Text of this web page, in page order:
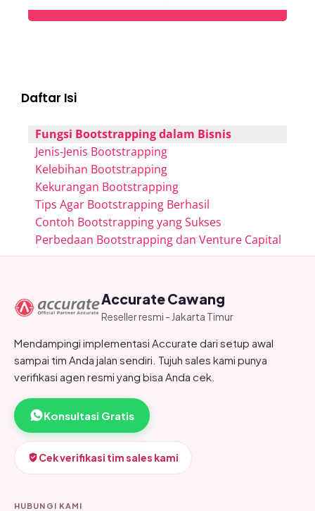
Daftar Isi
Fungsi Bootstrapping dalam Bisnis
Jenis-Jenis Bootstrapping
Kelebihan Bootstrapping
Kekurangan Bootstrapping
Tips Agar Bootstrapping Berhasil
Contoh Bootstrapping yang Sukses
Perbedaan Bootstrapping dan Venture Capital
Accurate Cawang
Reseller resmi - Jakarta Timur
Mendampingi implementasi Accurate dari setup awal
sampai tim Anda jalan sendiri. Tujuh sales kami punya
verifikasi agen resmi yang bisa Anda cek.
Konsultasi Gratis
Cek verifikasi tim sales kami
HUBUNGI KAMI